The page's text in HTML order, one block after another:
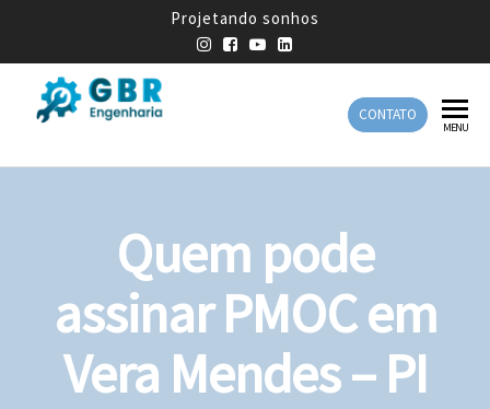
Projetando sonhos
Engenharia
Engenharia
CONTATO
MENU
Quem pode
assinar PMOC em
Vera Mendes – PI